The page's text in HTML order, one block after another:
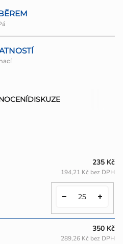
DISKUZE
235 Kč
194,21 Kč bez DPH
350 Kč
289,26 Kč bez DPH